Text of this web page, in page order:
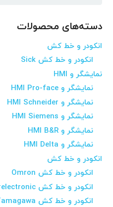
دسته‌های محصولات
انکودر و خط کش
انکودر و خط کش Sick
نمایشگر و HMI
نمایشگر و HMI Pro-face
نمایشگر و HMI Schneider
نمایشگر و HMI Siemens
نمایشگر و HMI B&R
نمایشگر و HMI Delta
انکودر و خط کش
انکودر و خط کش Omron
انکودر و خط کش Trelectronic
انکودر و خط کش Tamagawa